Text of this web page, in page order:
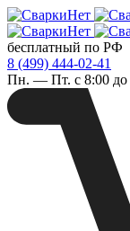
бесплатный по РФ
8 (499) 444-02-41
Пн. — Пт. с 8:00 до